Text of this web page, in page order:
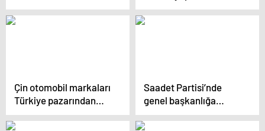
maddeleri için AYM’ye
başvurdu
Çin otomobil markaları
Türkiye pazarından
yüzde 10 pay alıyor
Saadet Partisi’nde
genel başkanlığa
adaylığını açıkladı